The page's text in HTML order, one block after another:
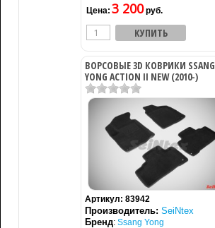
Цена: 3 200руб.
ВОРСОВЫЕ 3D КОВРИКИ SSANG
YONG ACTION II NEW (2010-)
Артикул: 83942
Производитель: SeiNtex
Бренд: Ssang Yong